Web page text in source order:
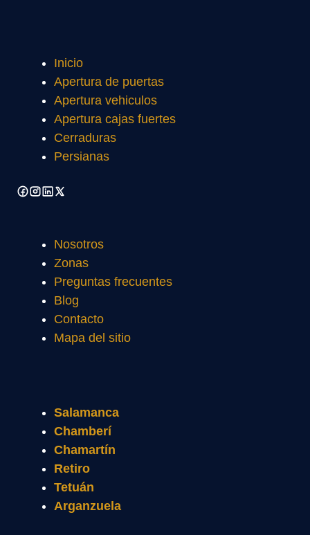
Inicio
Apertura de puertas
Apertura vehiculos
Apertura cajas fuertes
Cerraduras
Persianas
Nosotros
Zonas
Preguntas frecuentes
Blog
Contacto
Mapa del sitio
Salamanca
Chamberí
Chamartín
Retiro
Tetuán
Arganzuela